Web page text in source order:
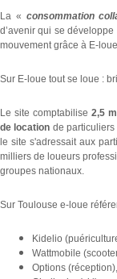
La « consommation
d’avenir qui se
mouvement grâce à E-
Sur E-loue tout se loue :
Le site comptabilise 2,5
de location de
le site s'adressait aux
milliers de loueurs
groupes nationaux.
Sur Toulouse e-loue
Kidelio
Wattmobile
Options (réception),